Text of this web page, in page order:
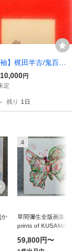
袖】梶田半古/鬼百合
図合装幅/鈴木華邨
/美人画家/小林古
花の恋敵/北田薄氷
10,000円
定
- 残り 1日
か
4
草間彌生全版画集
prints of KUSAMA
59,800円〜